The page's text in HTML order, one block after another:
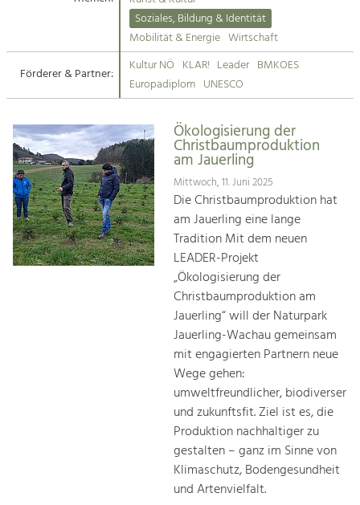
Suche
Impressum
Kontakt
Angebotsentwicklung und
Handwerk, Wissenschaft und Forschung.
Soziales, Bildung &
Identität
Gleichberechtigung, Jugend und
Integration
Mobilität & Energie
Klimawandel, öffentlicher Verkehr und
Steigerung regionaler Wertschöpfung
Soziales, Bildung & Identität
Mobilität & Energie Wirtschaft
Förderer & Partner:
Kultur NÖ KLAR! Leader BMKOES
Europadiplom UNESCO
Ökologisierung der
Christbaumproduktion
am Jauerling
Mittwoch, 11. Juni 2025
Die Christbaumproduktion hat
am Jauerling eine lange
Tradition Mit dem neuen
LEADER-Projekt
„Ökologisierung der
Christbaumproduktion am
Jauerling“ will der Naturpark
Jauerling-Wachau gemeinsam
mit engagierten Partnern neue
Wege gehen:
umweltfreundlicher, biodiverser
und zukunftsfit. Ziel ist es, die
Produktion nachhaltiger zu
gestalten – ganz im Sinne von
Klimaschutz, Bodengesundheit
und Artenvielfalt.